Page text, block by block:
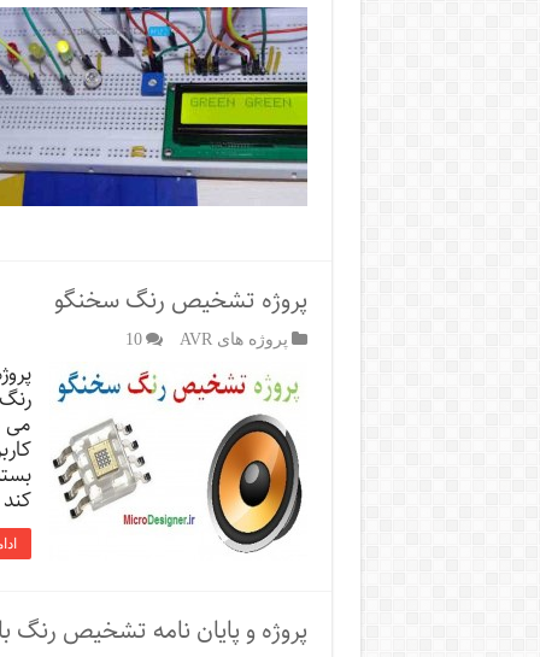
پروژه تشخیص رنگ سخنگو
پروژه های AVR 10
می
پروژه و پایان نامه تشخیص رنگ